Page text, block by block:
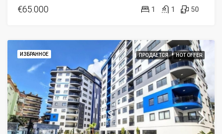
€65.000 1 1 50
ИЗБРАННОЕ ПРОДАЕТСЯ HOT OFFER